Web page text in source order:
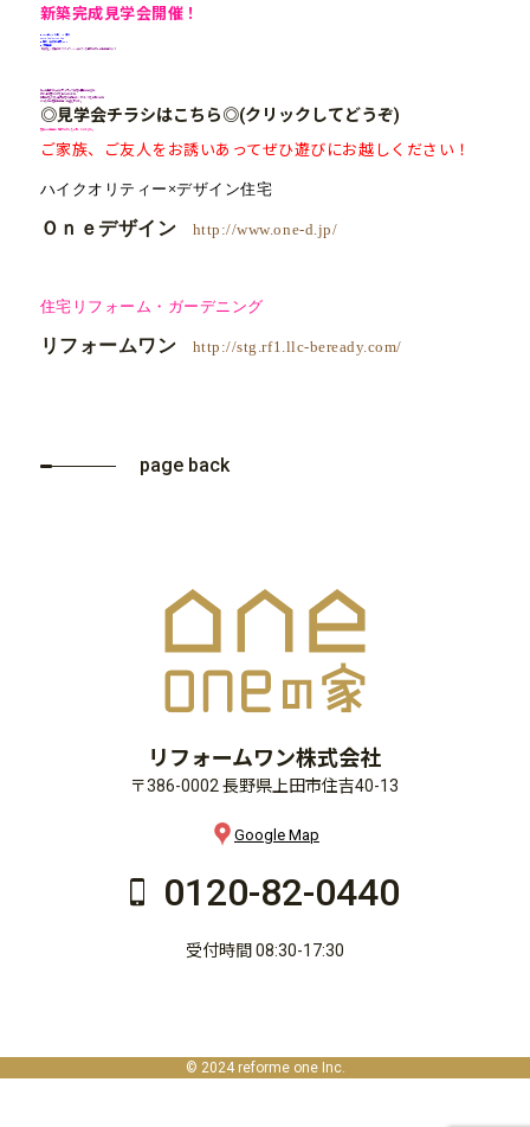
新築完成見学会開催！
■ 2014年7/5（土）・6（日）
AM10：00～PM4：00
■ 場所：佐久市平塚153-2
■ 入場無料
『夏涼しく冬暖かいスタイリッシュモダンな信州の家』の見学会です！
坪30万円代からのデザイナーズ住宅に興味のある方、
設計士が建てた家を見てみたい方、
規格住宅よりも注文住宅で満足のいく家づくりをお考えの方
そんな方は是非見学会へお越し下さい。
◎見学会チラシはこちら◎(クリックしてどうぞ)
是非この機会に『信州の家』をご覧くださいませ。
ご家族、ご友人をお誘いあってぜひ遊びにお越しください！
ハイクオリティー×デザイン住宅
Ｏｎｅデザイン http://www.one-d.jp/
住宅リフォーム・ガーデニング
リフォームワン http://stg.rf1.llc-beready.com/
page back
リフォームワン株式会社
〒386-0002 長野県上田市住吉40-13
Google Map
0120-82-0440
受付時間 08:30-17:30
© 2024 reforme one Inc.